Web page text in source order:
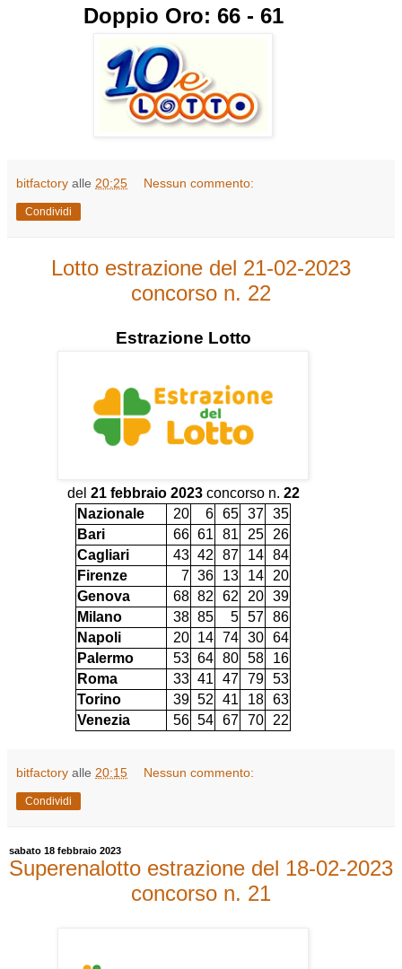
Doppio Oro: 66 - 61
bitfactory alle 20:25 Nessun commento:
Condividi
Lotto estrazione del 21-02-2023
concorso n. 22
Estrazione Lotto
del 21 febbraio 2023concorso n. 22
Nazionale
20 6 65 37 35
Bari
66 61 81 25
26
Cagliari
43 42 87 14 84
Firenze
7 36 13 14
20
Genova
68 82 62 20 39
Milano
38 85 5 57 86
Napoli
20 14 74 30 64
Palermo
53 64 80 58
16
Roma
33 41 47 79 53
Torino
39 52 41 18 63
Venezia
56 54 67 70 22
bitfactory alle 20:15 Nessun commento:
Condividi
sabato 18 febbraio 2023
Superenalotto estrazione del 18-02-2023
concorso n. 21